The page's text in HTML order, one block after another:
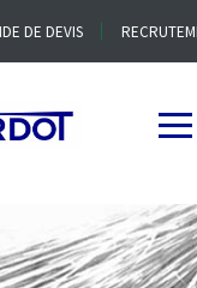
DE DEVIS